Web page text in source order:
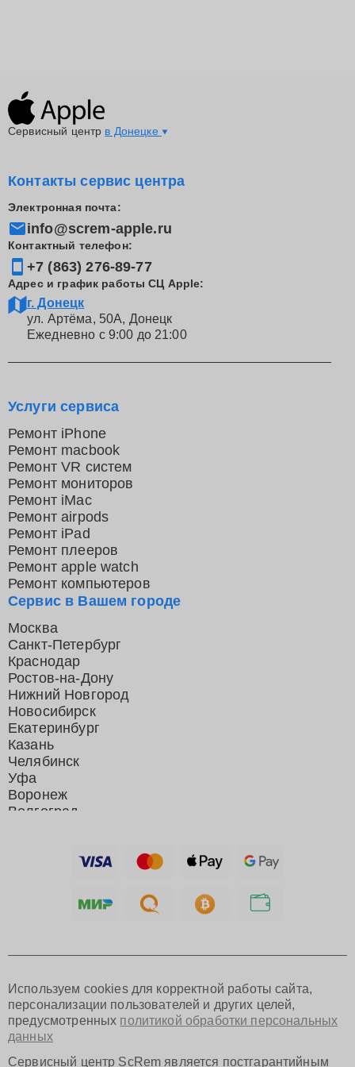
использования некачественных запчастей или
непрофессионального ремонта. Доверьте это дело
нам, и ноутбук Эпл будет функционировать как новый.
Сервисный центр в Донецке
Контакты сервис центра
Электронная почта:
info@screm-apple.ru
Контактный телефон:
+7 (863) 276-89-77
Адрес и график работы СЦ Apple:
г. Донецк
ул. Артёма, 50А, Донецк
Ежедневно с 9:00 до 21:00
Сервис в Вашем городе
Москва
Санкт-Петербург
Краснодар
Ростов-на-Дону
Нижний Новгород
Новосибирск
Екатеринбург
Казань
Челябинск
Уфа
Воронеж
Волгоград
Хабаровск
Омск
Красноярск
Пермь
Ульяновск
Киров
Услуги сервиса
Ремонт iPhone
Ремонт macbook
Ремонт VR систем
Ремонт мониторов
Ремонт iMac
Ремонт airpods
Ремонт iPad
Ремонт плееров
Ремонт apple watch
Ремонт компьютеров
Используем cookies для корректной работы сайта,
персонализации пользователей и других целей,
предусмотренных политикой обработки персональных
данных
Сервисный центр ScRem является постгарантийным